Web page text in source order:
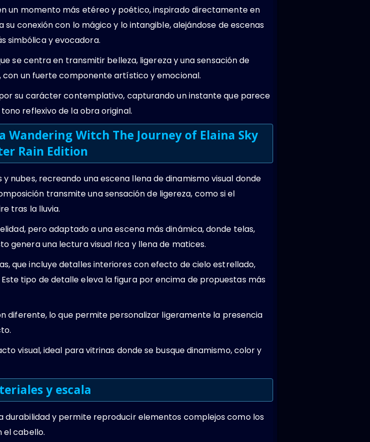
un momento más etéreo y poético, inspirado directamente en
conexión con lo mágico y lo intangible, alejándose de escenas
simbólica y evocadora.
se centra en transmitir belleza, ligereza y una sensación de
con un fuerte componente artístico y emocional.
su carácter contemplativo, capturando un instante que parece
reflexivo de la obra original.
Wandering Witch The Journey of Elaina Sky
Rain Edition
nubes, recreando una escena llena de dinamismo visual donde
transmite una sensación de ligereza, como si el
tras la lluvia.
pero adaptado a una escena más dinámica, donde telas,
genera una lectura visual rica y llena de matices.
que incluye detalles interiores con efecto de cielo estrellado,
tipo de detalle eleva la figura por encima de propuestas más
diferente, lo que permite personalizar ligeramente la presencia
visual, ideal para vitrinas donde se busque dinamismo, color y
y escala
durabilidad y permite reproducir elementos complejos como los
el cabello.